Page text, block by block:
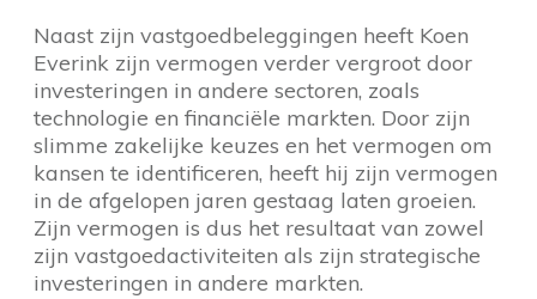
Naast zijn vastgoedbeleggingen heeft Koen
Everink zijn vermogen verder vergroot door
investeringen in andere sectoren, zoals
technologie en financiële markten. Door zijn
slimme zakelijke keuzes en het vermogen om
kansen te identificeren, heeft hij zijn vermogen
in de afgelopen jaren gestaag laten groeien.
Zijn vermogen is dus het resultaat van zowel
zijn vastgoedactiviteiten als zijn strategische
investeringen in andere markten.